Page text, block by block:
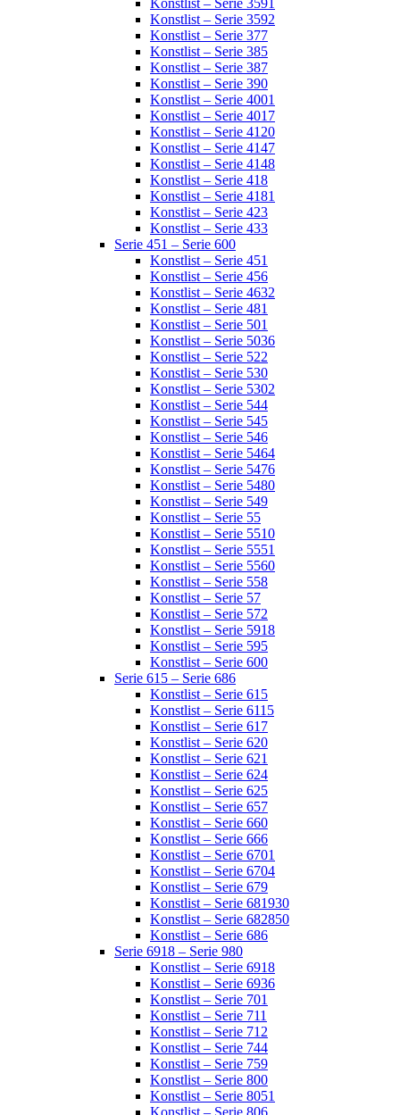
Konstlist – Serie 3591
Konstlist – Serie 3592
Konstlist – Serie 377
Konstlist – Serie 385
Konstlist – Serie 387
Konstlist – Serie 390
Konstlist – Serie 4001
Konstlist – Serie 4017
Konstlist – Serie 4120
Konstlist – Serie 4147
Konstlist – Serie 4148
Konstlist – Serie 418
Konstlist – Serie 4181
Konstlist – Serie 423
Konstlist – Serie 433
Serie 451 – Serie 600
Konstlist – Serie 451
Konstlist – Serie 456
Konstlist – Serie 4632
Konstlist – Serie 481
Konstlist – Serie 501
Konstlist – Serie 5036
Konstlist – Serie 522
Konstlist – Serie 530
Konstlist – Serie 5302
Konstlist – Serie 544
Konstlist – Serie 545
Konstlist – Serie 546
Konstlist – Serie 5464
Konstlist – Serie 5476
Konstlist – Serie 5480
Konstlist – Serie 549
Konstlist – Serie 55
Konstlist – Serie 5510
Konstlist – Serie 5551
Konstlist – Serie 5560
Konstlist – Serie 558
Konstlist – Serie 57
Konstlist – Serie 572
Konstlist – Serie 5918
Konstlist – Serie 595
Konstlist – Serie 600
Serie 615 – Serie 686
Konstlist – Serie 615
Konstlist – Serie 6115
Konstlist – Serie 617
Konstlist – Serie 620
Konstlist – Serie 621
Konstlist – Serie 624
Konstlist – Serie 625
Konstlist – Serie 657
Konstlist – Serie 660
Konstlist – Serie 666
Konstlist – Serie 6701
Konstlist – Serie 6704
Konstlist – Serie 679
Konstlist – Serie 681930
Konstlist – Serie 682850
Konstlist – Serie 686
Serie 6918 – Serie 980
Konstlist – Serie 6918
Konstlist – Serie 6936
Konstlist – Serie 701
Konstlist – Serie 711
Konstlist – Serie 712
Konstlist – Serie 744
Konstlist – Serie 759
Konstlist – Serie 800
Konstlist – Serie 8051
Konstlist – Serie 806